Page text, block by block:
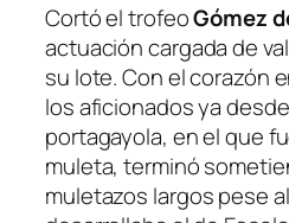
Cortó el trofeoGómez
actuación cargada de
su lote. Con el corazón
los aficionados ya
portagayola, en el que
muleta, terminó
muletazos largos pese